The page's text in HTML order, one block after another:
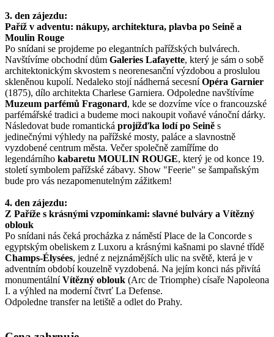
3. den zájezdu:
Paříž v adventu: nákupy, architektura, plavba po Seině a
Moulin Rouge
Po snídani se projdeme po elegantních pařížských bulvárech.
Navštívíme obchodní dům Galeries Lafayette, který je sám o sobě
architektonickým skvostem s neorenesanční výzdobou a proslulou
skleněnou kupolí. Nedaleko stojí nádherná secesníOpéra Garnier
(1875), dílo architekta Charlese Garniera. Odpoledne navštívíme
Muzeum parfémů Fragonard, kde se dozvíme více o francouzské
parfémářské tradici a budeme moci nakoupit voňavé vánoční dárky.
Následovat bude romantická projížďka lodí po Seině s
jedinečnými výhledy na pařížské mosty, paláce a slavnostně
vyzdobené centrum města. Večer společně zamíříme do
legendárního kabaretu MOULIN ROUGE, který je od konce 19.
století symbolem pařížské zábavy. Show "Feerie" se šampaňským
bude pro vás nezapomenutelným zážitkem!
4. den zájezdu:
Z Paříže s krásnými vzpomínkami: slavné bulváry a Vítězný
oblouk
Po snídani nás čeká procházka z náměstí Place de la Concorde s
egyptským obeliskem z Luxoru a krásnými kašnami po slavné třídě
Champs-Élysées, jedné z nejznámějších ulic na světě, která je v
adventním období kouzelně vyzdobená. Na jejím konci nás přivítá
monumentálníVítězný oblouk (Arc de Triomphe) císaře Napoleona
I. a výhled na moderní čtvrť La Defense.
Odpoledne transfer na letiště a odlet do Prahy.